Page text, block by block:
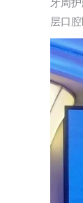
牙周
层口